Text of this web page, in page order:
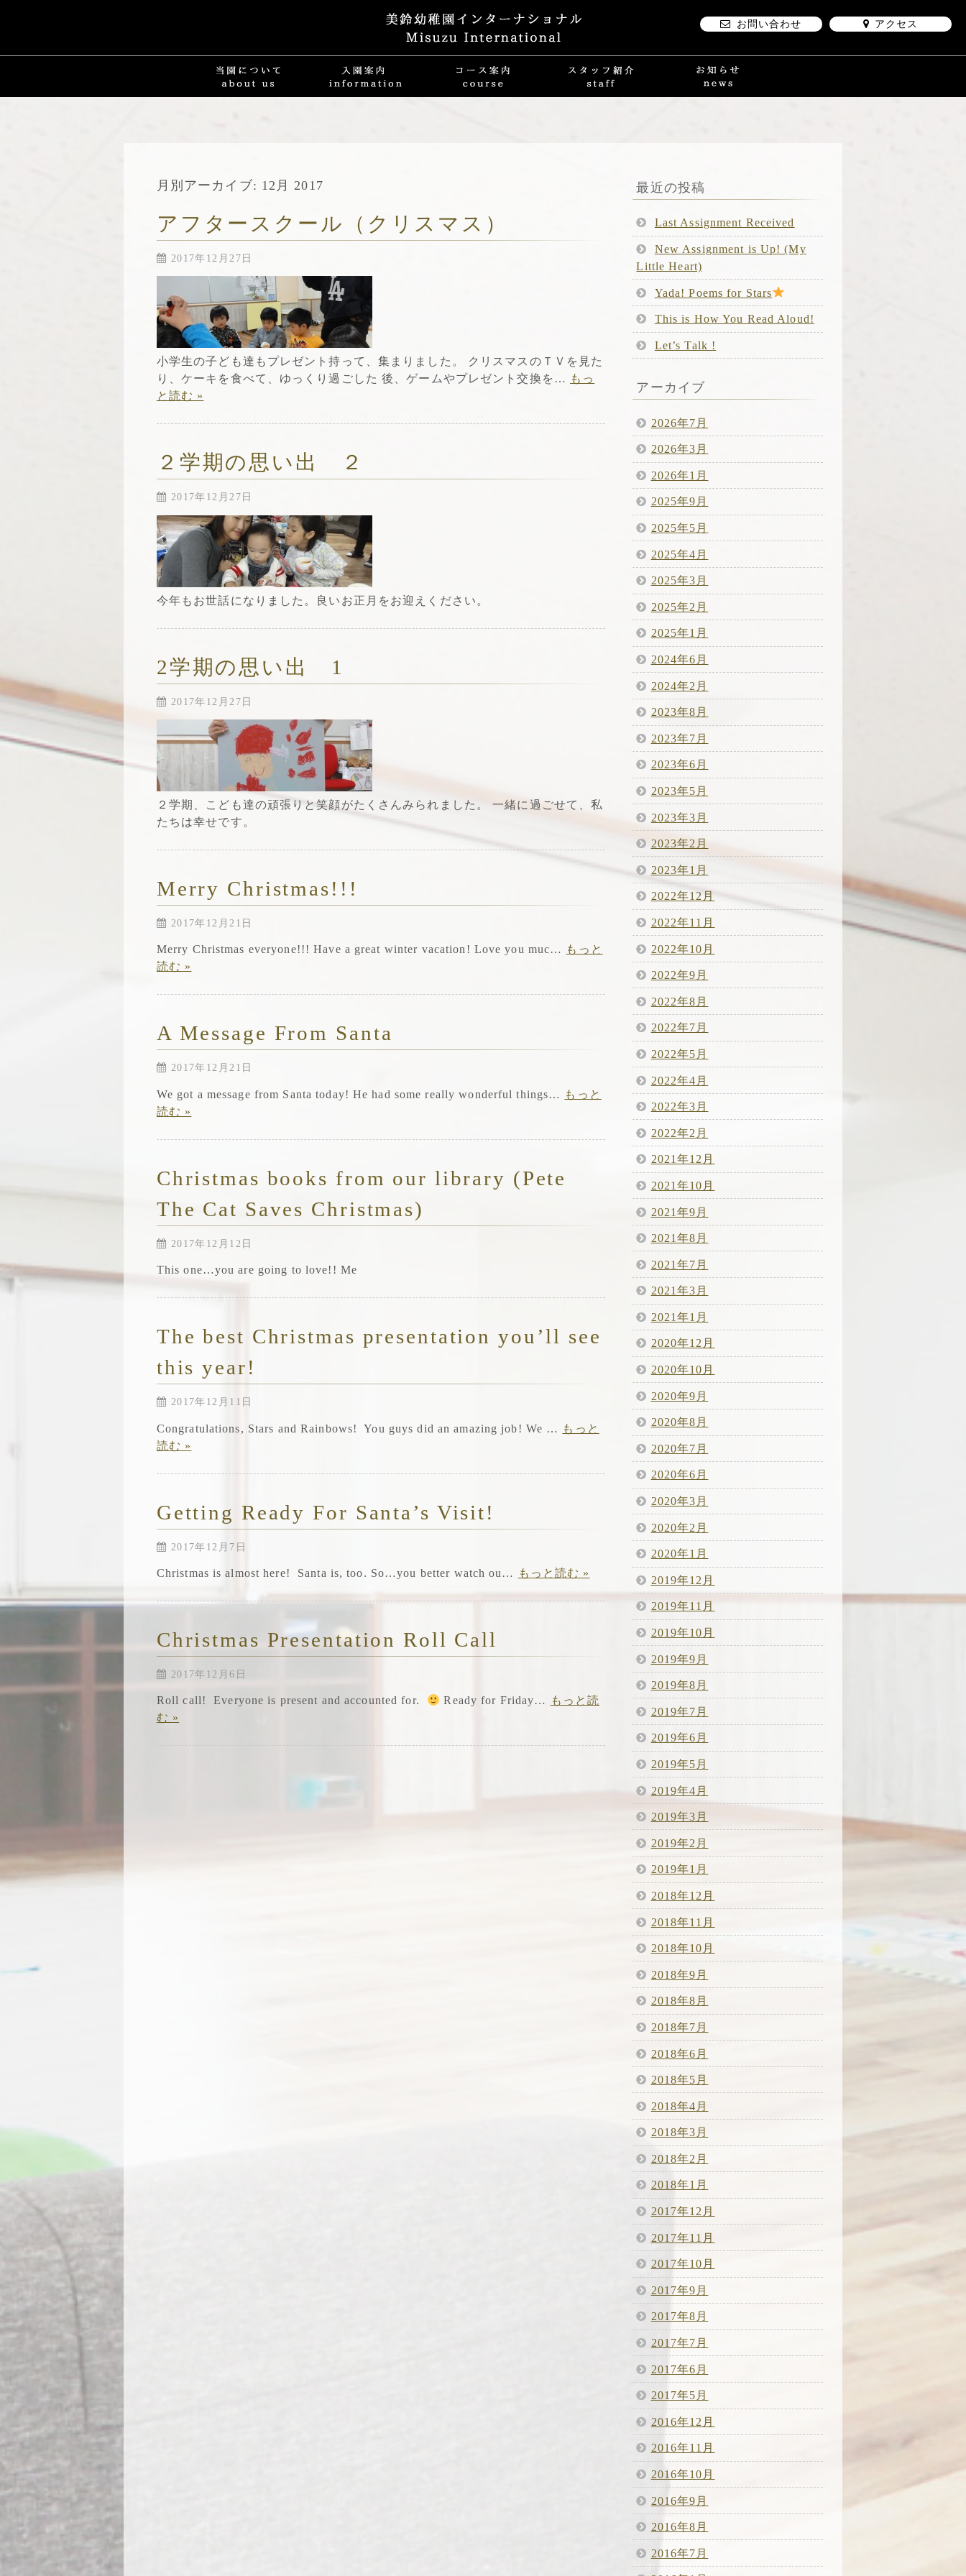
お問い合わせ アクセス
月別アーカイブ: 12月 2017
アフタースクール（クリスマス）
2017年12月27日
小学生の子ども達もプレゼント持って、集まりました。 クリスマスのＴＶを見た
り、ケーキを食べて、ゆっくり過ごした 後、ゲームやプレゼント交換を… もっ
と読む »
２学期の思い出 ２
2017年12月27日
今年もお世話になりました。良いお正月をお迎えください。
2学期の思い出 1
2017年12月27日
２学期、こども達の頑張りと笑顔がたくさんみられました。 一緒に過ごせて、私
たちは幸せです。
Merry Christmas!!!
2017年12月21日
Merry Christmas everyone!!! Have a great winter vacation! Love you muc… もっと
読む »
A Message From Santa
2017年12月21日
We got a message from Santa today! He had some really wonderful things… もっと
読む »
Christmas books from our library (Pete
The Cat Saves Christmas)
2017年12月12日
This one…you are going to love!! Me
The best Christmas presentation you’ll see
this year!
2017年12月11日
Congratulations, Stars and Rainbows! You guys did an amazing job! We … もっと
読む »
Getting Ready For Santa’s Visit!
2017年12月7日
Christmas is almost here! Santa is, too. So…you better watch ou… もっと読む »
Christmas Presentation Roll Call
2017年12月6日
Roll call! Everyone is present and accounted for. Ready for Friday…
もっと読
む »
最近の投稿
Last Assignment Received
New Assignment is Up! (My
Little Heart)
Yada! Poems for Stars
This is How You Read Aloud!
Let’s Talk !
アーカイブ
2026年7月
2026年3月
2026年1月
2025年9月
2025年5月
2025年4月
2025年3月
2025年2月
2025年1月
2024年6月
2024年2月
2023年8月
2023年7月
2023年6月
2023年5月
2023年3月
2023年2月
2023年1月
2022年12月
2022年11月
2022年10月
2022年9月
2022年8月
2022年7月
2022年5月
2022年4月
2022年3月
2022年2月
2021年12月
2021年10月
2021年9月
2021年8月
2021年7月
2021年3月
2021年1月
2020年12月
2020年10月
2020年9月
2020年8月
2020年7月
2020年6月
2020年3月
2020年2月
2020年1月
2019年12月
2019年11月
2019年10月
2019年9月
2019年8月
2019年7月
2019年6月
2019年5月
2019年4月
2019年3月
2019年2月
2019年1月
2018年12月
2018年11月
2018年10月
2018年9月
2018年8月
2018年7月
2018年6月
2018年5月
2018年4月
2018年3月
2018年2月
2018年1月
2017年12月
2017年11月
2017年10月
2017年9月
2017年8月
2017年7月
2017年6月
2017年5月
2016年12月
2016年11月
2016年10月
2016年9月
2016年8月
2016年7月